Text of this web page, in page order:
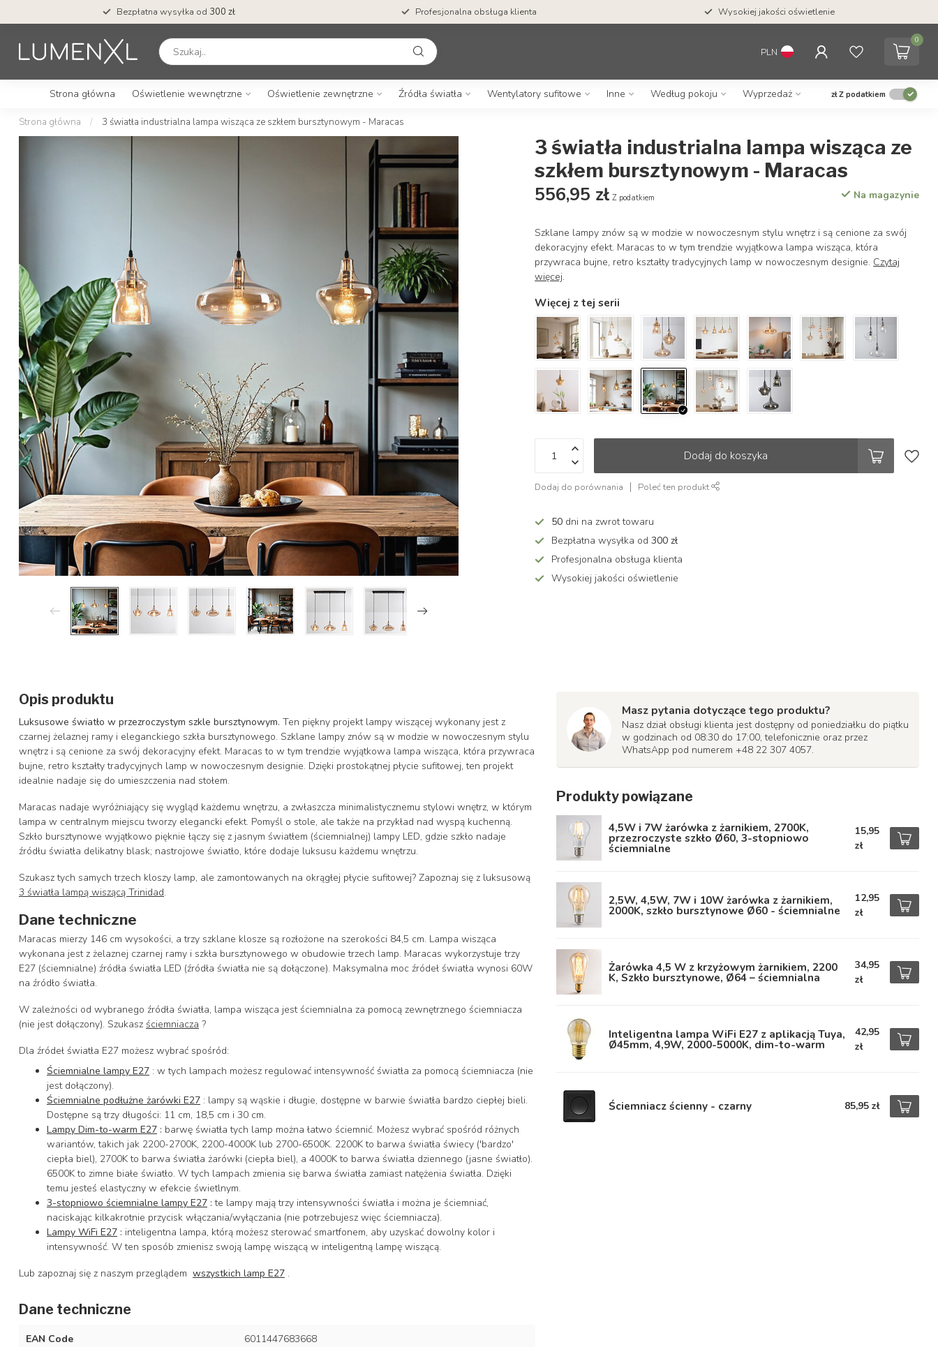
Bezpłatna wysyłka od 300 zł Profesjonalna obsługa klienta Wysokiej jakości oświetlenie
PLN
0
Strona główna Oświetlenie wewnętrzne Oświetlenie zewnętrzne Źródła światła Wentylatory sufitowe Inne Według pokoju Wyprzedaż złZ podatkiem
Strona główna / 3 światła industrialna lampa wisząca ze szkłem bursztynowym - Maracas
3 światła industrialna lampa wisząca ze
szkłem bursztynowym - Maracas
556,95 zł Z podatkiem Na magazynie
Szklane lampy znów są w modzie w nowoczesnym stylu wnętrz i są cenione za swój
dekoracyjny efekt. Maracas to w tym trendzie wyjątkowa lampa wisząca, która
przywraca bujne, retro kształty tradycyjnych lamp w nowoczesnym designie. Czytaj
więcej.
Więcej z tej serii
Dodaj do koszyka
Dodaj do porównania Poleć ten produkt
50 dni na zwrot towaru
Bezpłatna wysyłka od300 zł
Profesjonalna obsługa klienta
Wysokiej jakości oświetlenie
Opis produktu
Luksusowe światło w przezroczystym szkle bursztynowym. Ten piękny projekt lampy wiszącej wykonany jest z
czarnej żelaznej ramy i eleganckiego szkła bursztynowego. Szklane lampy znów są w modzie w nowoczesnym stylu
wnętrz i są cenione za swój dekoracyjny efekt. Maracas to w tym trendzie wyjątkowa lampa wisząca, która przywraca
bujne, retro kształty tradycyjnych lamp w nowoczesnym designie. Dzięki prostokątnej płycie sufitowej, ten projekt
idealnie nadaje się do umieszczenia nad stołem.
Maracas nadaje wyróżniający się wygląd każdemu wnętrzu, a zwłaszcza minimalistycznemu stylowi wnętrz, w którym
lampa w centralnym miejscu tworzy elegancki efekt. Pomyśl o stole, ale także na przykład nad wyspą kuchenną.
Szkło bursztynowe wyjątkowo pięknie łączy się z jasnym światłem (ściemnialnej) lampy LED, gdzie szkło nadaje
źródłu światła delikatny blask; nastrojowe światło, które dodaje luksusu każdemu wnętrzu.
Szukasz tych samych trzech kloszy lamp, ale zamontowanych na okrągłej płycie sufitowej? Zapoznaj się z luksusową
3 światła lampą wiszącą Trinidad.
Dane techniczne
Maracas mierzy 146 cm wysokości, a trzy szklane klosze są rozłożone na szerokości 84,5 cm. Lampa wisząca
wykonana jest z żelaznej czarnej ramy i szkła bursztynowego w obudowie trzech lamp. Maracas wykorzystuje trzy
E27 (ściemnialne) źródła światła LED (źródła światła nie są dołączone). Maksymalna moc źródeł światła wynosi 60W
na źródło światła.
W zależności od wybranego źródła światła, lampa wisząca jest ściemnialna za pomocą zewnętrznego ściemniacza
(nie jest dołączony). Szukasz ściemniacza ?
Dla źródeł światła E27 możesz wybrać spośród:
Ściemnialne lampy E27 : w tych lampach możesz regulować intensywność światła za pomocą ściemniacza (nie
jest dołączony).
Ściemnialne podłużne żarówki E27 : lampy są wąskie i długie, dostępne w barwie światła bardzo ciepłej bieli.
Dostępne są trzy długości: 11 cm, 18,5 cm i 30 cm.
Lampy Dim-to-warm E27 : barwę światła tych lamp można łatwo ściemnić. Możesz wybrać spośród różnych
wariantów, takich jak 2200-2700K, 2200-4000K lub 2700-6500K. 2200K to barwa światła świecy ('bardzo'
ciepła biel), 2700K to barwa światła żarówki (ciepła biel), a 4000K to barwa światła dziennego (jasne światło).
6500K to zimne białe światło. W tych lampach zmienia się barwa światła zamiast natężenia światła. Dzięki
temu jesteś elastyczny w efekcie świetlnym.
3-stopniowo ściemnialne lampy E27 :te lampy mają trzy intensywności światła i można je ściemniać,
naciskając kilkakrotnie przycisk włączania/wyłączania (nie potrzebujesz więc ściemniacza).
Lampy WiFi E27 : inteligentna lampa, którą możesz sterować smartfonem, aby uzyskać dowolny kolor i
intensywność. W ten sposób zmienisz swoją lampę wiszącą w inteligentną lampę wiszącą.
Lub zapoznaj się z naszym przeglądem wszystkich lamp E27 .
Dane techniczne
EAN Code 6011447683668
Masz pytania dotyczące tego produktu?
Nasz dział obsługi klienta jest dostępny od poniedziałku do piątku
w godzinach od 08:30 do 17:00, telefonicznie oraz przez
WhatsApp pod numerem +48 22 307 4057.
Produkty powiązane
4,5W i 7W żarówka z żarnikiem, 2700K,
przezroczyste szkło Ø60, 3-stopniowo
ściemnialne
15,95
zł
2,5W, 4,5W, 7W i 10W żarówka z żarnikiem,
2000K, szkło bursztynowe Ø60 - ściemnialne
12,95
zł
Żarówka 4,5 W z krzyżowym żarnikiem, 2200
K, Szkło bursztynowe, Ø64 – ściemnialna
34,95
zł
Inteligentna lampa WiFi E27 z aplikacją Tuya,
Ø45mm, 4,9W, 2000-5000K, dim-to-warm
42,95
zł
Ściemniacz ścienny - czarny 85,95 zł